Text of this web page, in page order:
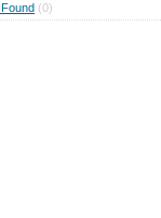
(0)